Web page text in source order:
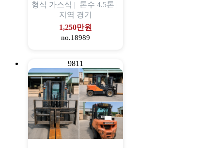
형식 가스식 | 톤수 4.5톤 |
지역 경기
1,250만원
no.18989
9811